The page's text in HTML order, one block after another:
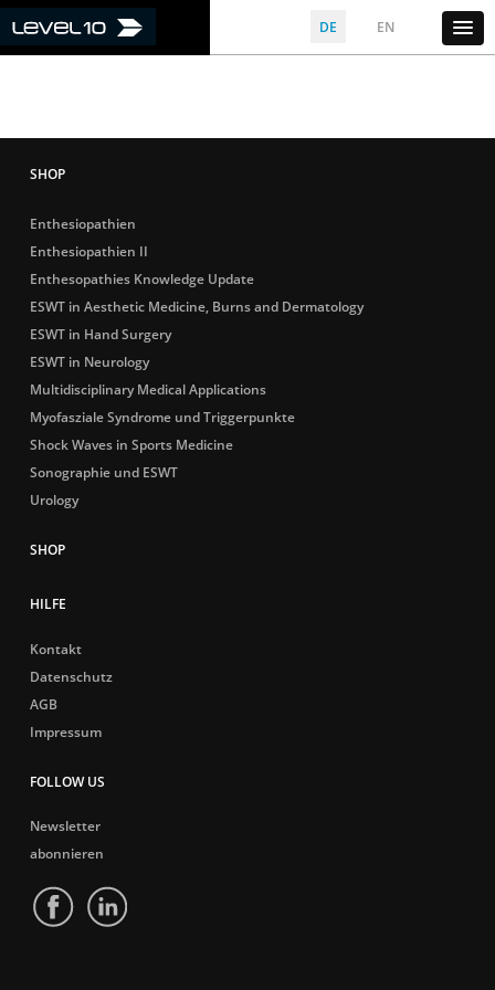
DE EN
Enthesiopathien
Enthesiopathien II
Enthesopathies Knowledge Update
ESWT in Aesthetic Medicine, Burns and Dermatology
ESWT in Hand Surgery
ESWT in Neurology
Multidisciplinary Medical Applications
Myofasziale Syndrome und Triggerpunkte
Shock Waves in Sports Medicine
Sonographie und ESWT
Urology
HILFE
Kontakt
Datenschutz
AGB
Impressum
FOLLOW US
Newsletter
abonnieren